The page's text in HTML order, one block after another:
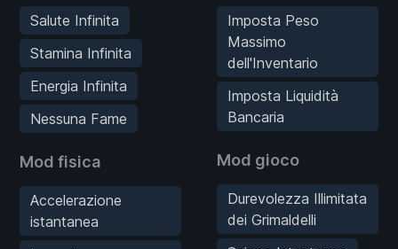
Salute Infinita
Stamina Infinita
Energia Infinita
Nessuna Fame
Mod fisica
Accelerazione
istantanea
Imposta Peso
Massimo
dell'Inventario
Imposta Liquidità
Bancaria
Mod gioco
Durevolezza Illimitata
dei Grimaldelli